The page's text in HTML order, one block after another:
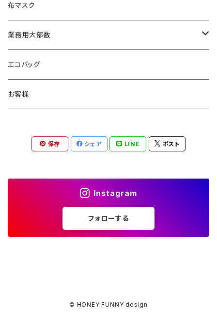
布マスク
業務用大部数
メッセージカード
エコバッグ
お客様
保存 シェア LINE ポスト
Instagram
フォローする
© HONEY FUNNY design